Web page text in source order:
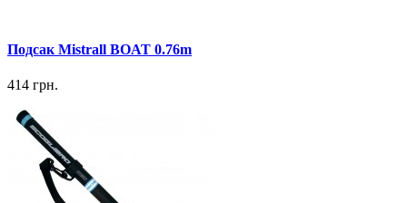
Подсак Mistrall BOAT 0.76m
414 грн.